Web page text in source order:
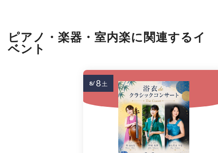
ピアノ・楽器・室内楽に関連するイ
ベント
8/ 8 土